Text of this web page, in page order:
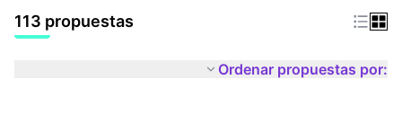
113 propuestas
Ordenar propuestas por: